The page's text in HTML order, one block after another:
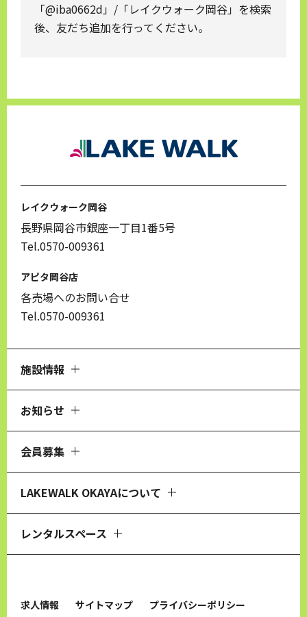
「@iba0662d」/「レイクウォーク岡谷」を検索
後、友だち追加を行ってください。
レイクウォーク岡谷
長野県岡谷市銀座一丁目1番5号
Tel.0570-009361
アピタ岡谷店
各売場へのお問い合せ
Tel.0570-009361
施設情報
お知らせ
会員募集
LAKEWALK OKAYAについて
レンタルスペース
求人情報 サイトマップ プライバシーポリシー